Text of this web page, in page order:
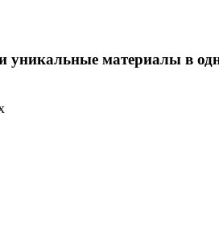
уникальные материалы в